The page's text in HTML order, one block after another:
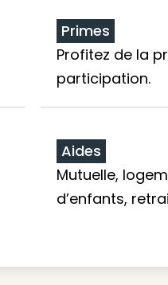
Primes
Profitez de la
participation.
Aides
Mutuelle,
d’enfants,